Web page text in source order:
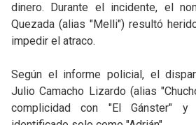
dinero. Durante el incidente, el
Quezada (alias "Melli") resultó
impedir el atraco.
Según el informe policial, el
Julio Camacho Lizardo (alias
complicidad con "El Gánster" y